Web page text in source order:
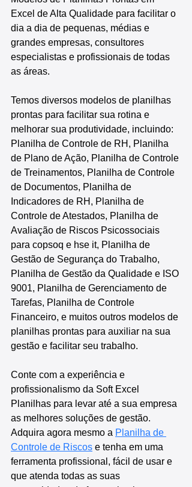
Excel de Alta Qualidade para facilitar o
dia a dia de pequenas, médias e
grandes empresas, consultores
especialistas e profissionais de todas
as áreas.
Temos diversos modelos de planilhas
prontas para facilitar sua rotina e
melhorar sua produtividade, incluindo:
Planilha de Controle de RH, Planilha
de Plano de Ação, Planilha de Controle
de Treinamentos, Planilha de Controle
de Documentos, Planilha de
Indicadores de RH, Planilha de
Controle de Atestados, Planilha de
Avaliação de Riscos Psicossociais
para copsoq e hse it, Planilha de
Gestão de Segurança do Trabalho,
Planilha de Gestão da Qualidade e ISO
9001, Planilha de Gerenciamento de
Tarefas, Planilha de Controle
Financeiro, e muitos outros modelos de
planilhas prontas para auxiliar na sua
gestão e facilitar seu trabalho.
Conte com a experiência e
profissionalismo da Soft Excel
Planilhas para levar até a sua empresa
as melhores soluções de gestão.
Adquira agora mesmo a Planilha de
Controle de Riscos e tenha em uma
ferramenta profissional, fácil de usar e
que atenda todas as suas